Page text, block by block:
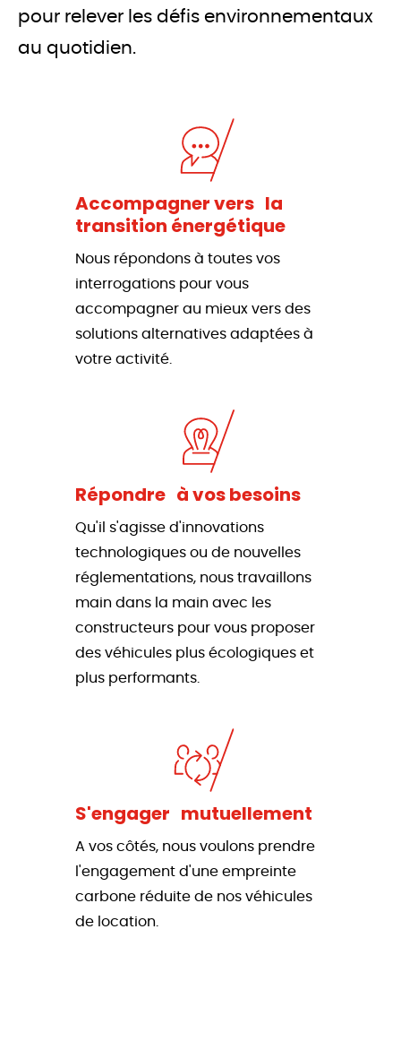
pour relever les défis environnementaux
au quotidien.
Accompagner vers la
transition énergétique
Nous répondons à toutes vos
interrogations pour vous
accompagner au mieux vers des
solutions alternatives adaptées à
votre activité.
Répondre à vos besoins
Qu'il s'agisse d'innovations
technologiques ou de nouvelles
réglementations, nous travaillons
main dans la main avec les
constructeurs pour vous proposer
des véhicules plus écologiques et
plus performants.
S'engager mutuellement
A vos côtés, nous voulons prendre
l'engagement d'une empreinte
carbone réduite de nos véhicules
de location.